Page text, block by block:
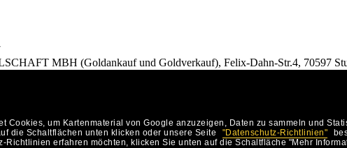
Cookies, um Kartenmaterial von Google anzuzeigen, Daten zu sammeln und
die Schaltflächen unten klicken oder unsere Seite
"Datenschutz-Richtlinien"
erfahren möchten, klicken Sie unten auf die Schaltfläche "Mehr
MBH (Goldankauf und Goldverkauf), Felix-Dahn-Str.4, 70597
stuttgart.de
auf Google.com